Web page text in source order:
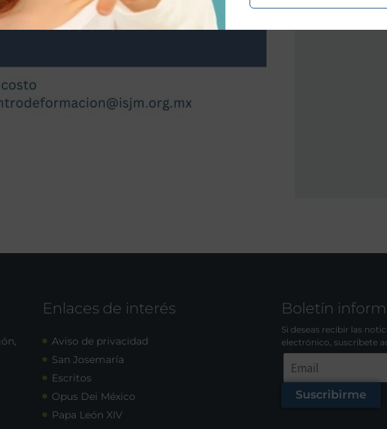
Enlaces de interés
Aviso de privacidad
San Josemaría
Escritos
Opus Dei México
Papa León XIV
Boletín
Si deseas recibir las
electrónico, suscríbete
Suscribirme